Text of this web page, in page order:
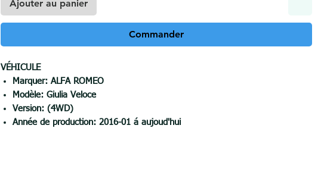
Ajouter au panier
Commander
VÉHICULE
Marquer:ALFA ROMEO
Modèle: Giulia Veloce
Version: (4WD)
Année de production:2016-01 á aujoud'hui